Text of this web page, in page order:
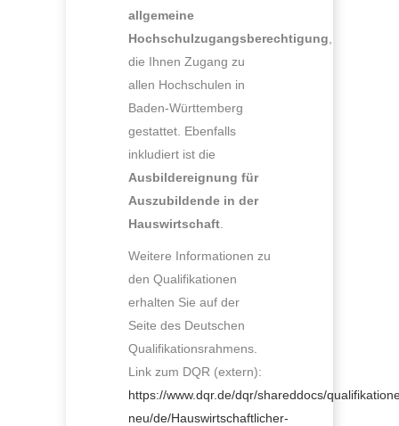
allgemeine
Hochschulzugangsberechtigung
die Ihnen Zugang zu
allen Hochschulen in
Baden-Württemberg
gestattet. Ebenfalls
inkludiert ist die
Ausbildereignung für
Auszubildende in der
Hauswirtschaft
Weitere Informationen zu
den Qualifikationen
erhalten Sie auf der
Seite des Deutschen
Qualifikationsrahmens.
Link zum DQR (extern):
https://www.dqr.de/dqr/shareddocs/
neu/de/Hauswirtschaftlicher-